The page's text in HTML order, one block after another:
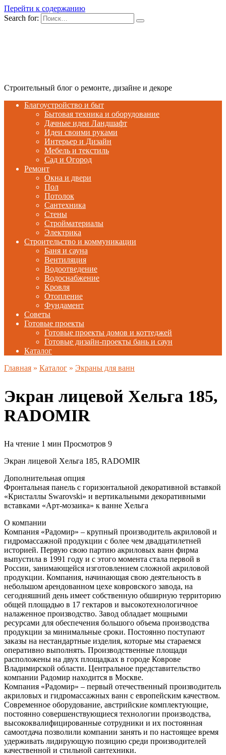
Перейти к содержанию
Search for:
Строительный блог о ремонте, дизайне и декоре
Благоустройство и быт
Бытовая техника и оборудование
Дачные идеи Ландшафт
Идеи своими руками
Интерьер и Дизайн
Мебель и текстиль
Сад и Огород
Ремонт
Окна и двери
Пол
Потолок
Сантехника
Стены
Стройматериалы
Электрика
Строительство и коммуникации
Баня и сауна
Вентиляция
Водоотведение
Водоснабжение
Кровля
Отопление
Фундамент
Советы
Готовые проекты
Готовые проекты домов и коттеджей
Готовые дизайн-проекты бань и саун
Каталог
Главная » Каталог » Экраны для ванн
Экран лицевой Хельга 185,
RADOMIR
На чтение 1 мин Просмотров 9
Экран лицевой Хельга 185, RADOMIR
Дополнительная опция
Фронтальная панель с горизонтальной декоративной вставкой
«Кристаллы Swarovski» и вертикальными декоративными
вставками «Арт-мозаика» к ванне Хельга
О компании
Компания «Радомир» – крупный производитель акриловой и
гидромассажной продукции с более чем двадцатилетней
историей. Первую свою партию акриловых ванн фирма
выпустила в 1991 году и с этого момента стала первой в
России, занимающейся изготовлением сложной акриловой
продукции. Компания, начинающая свою деятельность в
небольшом арендованном цехе ковровского завода, на
сегодняшний день имеет собственную обширную территорию
общей площадью в 17 гектаров и высокотехнологичное
налаженное производство. Завод обладает мощными
ресурсами для обеспечения большого объема производства
продукции за минимальные сроки. Постоянно поступают
заказы на нестандартные изделия, которые мы стараемся
оперативно выполнять. Производственные площади
расположены на двух площадках в городе Коврове
Владимирской области. Центральное представительство
компании Радомир находится в Москве.
Компания «Радомир» – первый отечественный производитель
акриловых и гидромассажных ванн с европейским качеством.
Современное оборудование, австрийские комплектующие,
постоянно совершенствующиеся технологии производства,
высококвалифицированные сотрудники и их постоянная
самоотдача позволили компании занять и по настоящее время
удерживать лидирующую позицию среди производителей
качественной и стильной сантехники.